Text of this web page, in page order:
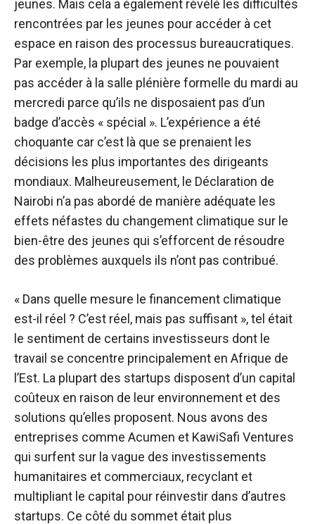
jeunes. Mais cela a également révélé les difficultés
rencontrées par les jeunes pour accéder à cet
espace en raison des processus bureaucratiques.
Par exemple, la plupart des jeunes ne pouvaient
pas accéder à la salle plénière formelle du mardi au
mercredi parce qu’ils ne disposaient pas d’un
badge d’accès « spécial ». L’expérience a été
choquante car c’est là que se prenaient les
décisions les plus importantes des dirigeants
mondiaux. Malheureusement, le Déclaration de
Nairobi n’a pas abordé de manière adéquate les
effets néfastes du changement climatique sur le
bien-être des jeunes qui s’efforcent de résoudre
des problèmes auxquels ils n’ont pas contribué.
« Dans quelle mesure le financement climatique
est-il réel ? C’est réel, mais pas suffisant », tel était
le sentiment de certains investisseurs dont le
travail se concentre principalement en Afrique de
l’Est. La plupart des startups disposent d’un capital
coûteux en raison de leur environnement et des
solutions qu’elles proposent. Nous avons des
entreprises comme Acumen et KawiSafi Ventures
qui surfent sur la vague des investissements
humanitaires et commerciaux, recyclant et
multipliant le capital pour réinvestir dans d’autres
startups. Ce côté du sommet était plus